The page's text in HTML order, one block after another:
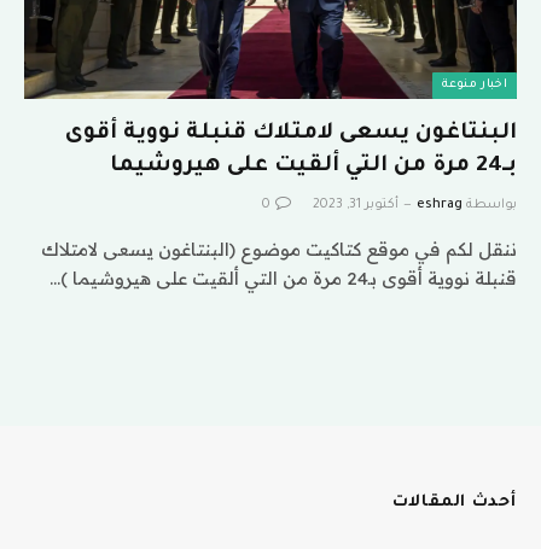
اخبار منوعة
البنتاغون يسعى لامتلاك قنبلة نووية أقوى
بـ24 مرة من التي ألقيت على هيروشيما
بواسطة eshrag أكتوبر 31, 2023 0
ننقل لكم في موقع كتاكيت موضوع (البنتاغون يسعى لامتلاك
قنبلة نووية أقوى بـ24 مرة من التي ألقيت على هيروشيما )…
أحدث المقالات